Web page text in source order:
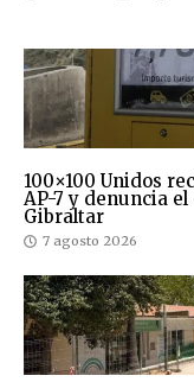
100×100 Unidos
AP-7 y denuncia
Gibraltar
7 agosto 2026